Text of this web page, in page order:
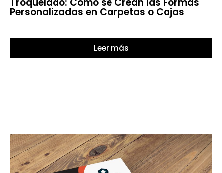
Troquelado: Cómo se Crean las Formas
Personalizadas en Carpetas o Cajas
Leer más